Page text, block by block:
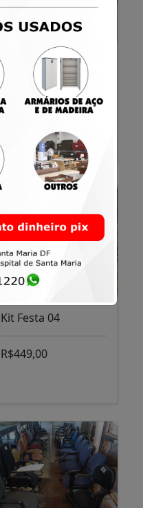
Quadro Elétrico
Industrial Aceco TI
de Alta Qualidade –
170x50x15 cm
R$900,00
Kit Festa 04
R$449,00